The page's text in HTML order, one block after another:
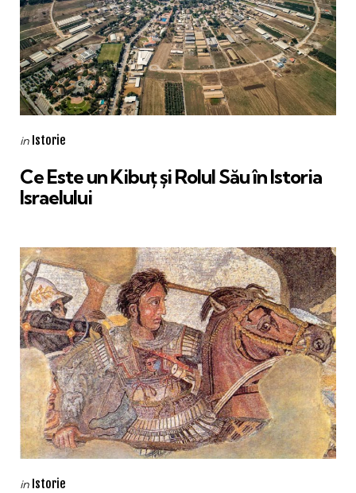
Categories
Posted
in Istorie
Ce Este un Kibuț și Rolul Său în Istoria
Israelului
Categories
Posted
in Istorie